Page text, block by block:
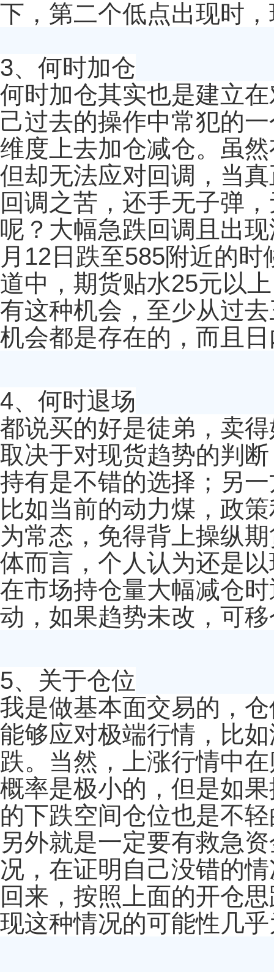
下，第二个低点出现时
3、何时加仓
何时加仓其实也是建立
己过去的操作中常犯的
维度上去加仓减仓。虽
但却无法应对回调，当
回调之苦，还手无子弹
呢？大幅急跌回调且出
月12日跌至585附近的
道中，期货贴水25元以
有这种机会，至少从过
机会都是存在的，而且
4、何时退场
都说买的好是徒弟，卖
取决于对现货趋势的判
持有是不错的选择；另
比如当前的动力煤，政
为常态，免得背上操纵
体而言，个人认为还是
在市场持仓量大幅减仓
动，如果趋势未改，可
5、关于仓位
我是做基本面交易的，
能够应对极端行情，比
跌。当然，上涨行情中
概率是极小的，但是如
的下跌空间仓位也是不
另外就是一定要有救急
况，在证明自己没错的
回来，按照上面的开仓
现这种情况的可能性几